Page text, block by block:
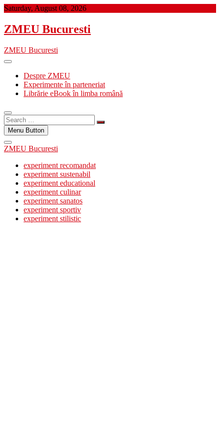
Skip
content
Saturday, August 08, 2026
ZMEU Bucuresti
ZMEU Bucuresti
Despre ZMEU
Experimente în parteneriat
Librărie eBook în limba română
Search
…Menu Button
ZMEU Bucuresti
experiment recomandat
experiment sustenabil
experiment educational
experiment culinar
experiment sanatos
experiment sportiv
experiment stilistic